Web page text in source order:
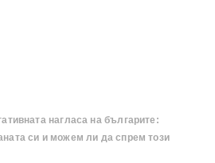
нагласа на българите:
си и можем ли да спрем този